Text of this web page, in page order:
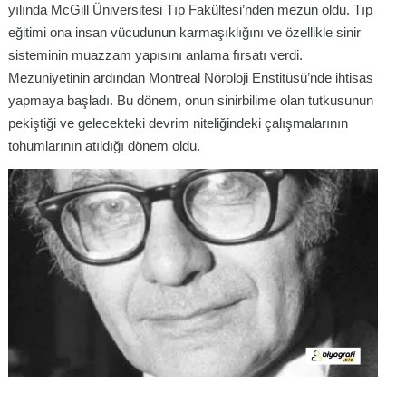
yılında McGill Üniversitesi Tıp Fakültesi’nden mezun oldu. Tıp
eğitimi ona insan vücudunun karmaşıklığını ve özellikle sinir
sisteminin muazzam yapısını anlama fırsatı verdi.
Mezuniyetinin ardından Montreal Nöroloji Enstitüsü’nde ihtisas
yapmaya başladı. Bu dönem, onun sinirbilime olan tutkusunun
pekiştiği ve gelecekteki devrim niteliğindeki çalışmalarının
tohumlarının atıldığı dönem oldu.